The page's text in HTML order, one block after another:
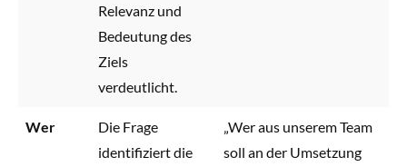
Relevanz und
Bedeutung des
Ziels
verdeutlicht.
Wer
Die Frage
identifiziert die
„Wer aus unserem Team
soll an der Umsetzung